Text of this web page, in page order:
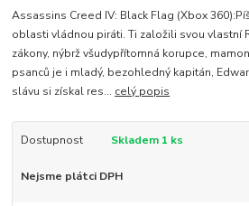
Assassins Creed IV: Black Flag (Xbox
oblasti vládnou piráti. Ti založili svou vlastní
zákony, nýbrž všudypřítomná korupce,
psanců je i mladý, bezohledný kapitán,
slávu si získal res... celý popis
Dostupnost Skladem 1 ks
Nejsme plátci DPH